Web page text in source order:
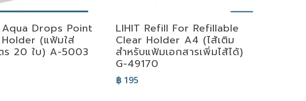
Aqua Drops Point
(แฟ้มใส่
ร 20 ใบ) A-5003
Add To Cart
LIHIT Refill For Refillable
Clear Holder A4 (ไส้เติม
สำหรับแฟ้มเอกสารเพิ่มไส้ได้)
G-49170
฿ 195